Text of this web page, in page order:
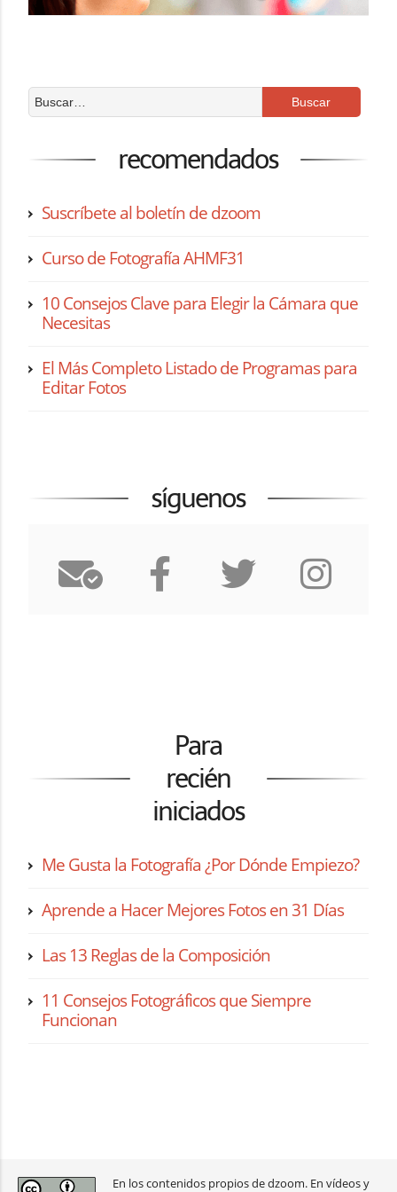
recomendados
Suscríbete al boletín de dzoom
Curso de Fotografía AHMF31
10 Consejos Clave para Elegir la Cámara que
Necesitas
El Más Completo Listado de Programas para
Editar Fotos
síguenos
Para
recién
iniciados
Me Gusta la Fotografía ¿Por Dónde Empiezo?
Aprende a Hacer Mejores Fotos en 31 Días
Las 13 Reglas de la Composición
11 Consejos Fotográficos que Siempre
Funcionan
En los contenidos propios de dzoom. En vídeos y